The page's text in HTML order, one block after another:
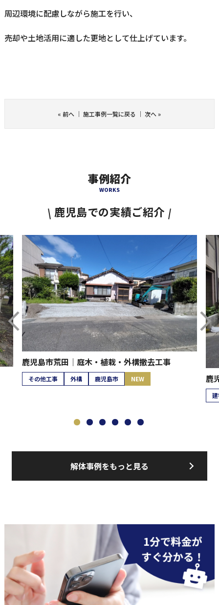
周辺環境に配慮しながら施工を行い、
売却や土地活用に適した更地として仕上げています。
« 前へ ｜施工事例一覧に戻る ｜次へ»
事例紹介
WORKS
鹿児島での実績ご紹介
鹿児島市荒田｜庭木・植栽・外構撤去工事
その他工事 外構 鹿児島市 NEW 鹿
解体事例をもっと見る